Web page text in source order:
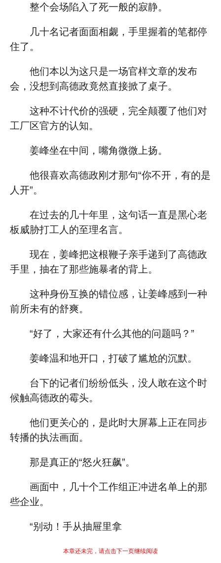
整个会场陷入了死一般的寂静。
几十名记者面面相觑，手里握着的笔都停
住了。
他们本以为这只是一场官样文章的发布
会，没想到高德政竟然直接掀了桌子。
这种不计代价的强硬，完全颠覆了他们对
工厂区官方的认知。
姜峰坐在中间，嘴角微微上扬。
他很喜欢高德政刚才那句“你不开，有的是
人开”。
在过去的几十年里，这句话一直是黑心老
板威胁打工人的至理名言。
现在，姜峰把这根鞭子亲手递到了高德政
手里，抽在了那些施暴者的背上。
这种身份互换的错位感，让姜峰感到一种
前所未有的舒爽。
“好了，大家还有什么其他的问题吗？”
姜峰温和地开口，打破了尴尬的沉默。
台下的记者们纷纷低头，没人敢在这个时
候触高德政的霉头。
他们更关心的，是此时大屏幕上正在同步
转播的执法画面。
那是真正的“怒火狂飙”。
画面中，几十个工作组正冲进名单上的那
些企业。
“别动！手从抽屉里拿
本章还未完，请点击下一页继续阅读